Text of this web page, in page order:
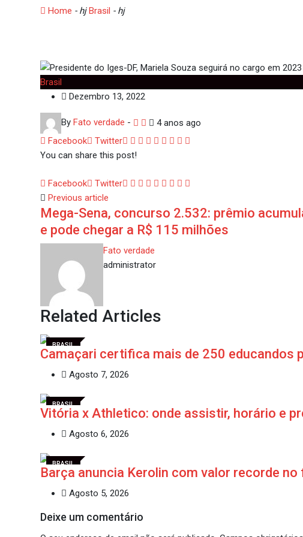
Home - hjBrasil - hjPresidente do Iges-DF, Mariela Souza
Brasil
Dezembro 13, 2022
By Fato verdade - 4 anos ago
Facebook
Twitter Google+
LinkedIn
Whatsapp
StumbleUpon
Tumblr
Pinterest
Reddit
Share
You can share this post!
Facebook Twitter Google+
LinkedIn
Whatsapp
StumbleUpon
Tumblr
Pinterest
Reddit
Share
Email
Previous article
Mega-Sena, concurso 2.532: prêmio
e pode chegar a R$ 115 milhões
Fato verdade
administrator
Related Articles
BRASIL
Camaçari certifica mais de 250 educandos
Agosto 7, 2026
BRASIL
Vitória x Athletico: onde assistir, horário e
Agosto 6, 2026
BRASIL
Barça anuncia Kerolin com valor recorde
Agosto 5, 2026
Deixe um comentário